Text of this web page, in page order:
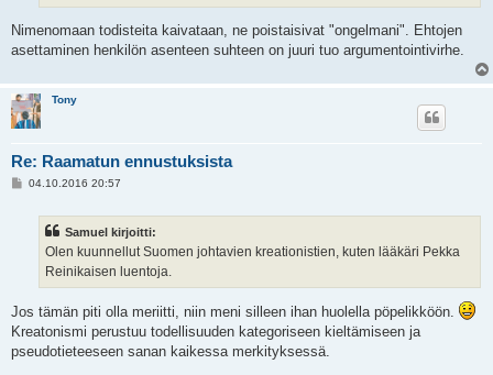
Nimenomaan todisteita kaivataan, ne poistaisivat "ongelmani". Ehtojen
asettaminen henkilön asenteen suhteen on juuri tuo argumentointivirhe.
Tony
Re: Raamatun ennustuksista
V04.10.2016 20:57
Samuel kirjoitti:
Olen kuunnellut Suomen johtavien kreationistien, kuten lääkäri Pekka
Reinikaisen luentoja.
Jos tämän piti olla meriitti, niin meni silleen ihan huolella pöpelikköön.
Kreatonismi perustuu todellisuuden kategoriseen kieltämiseen ja
pseudotieteeseen sanan kaikessa merkityksessä.